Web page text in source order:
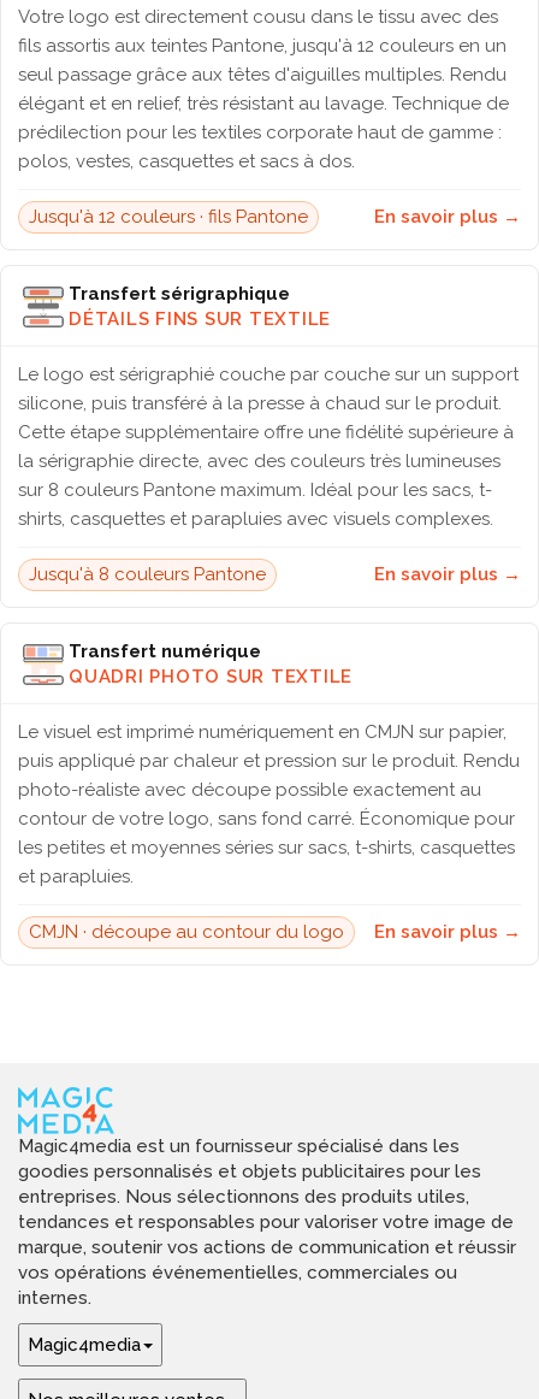
Votre logo est directement cousu dans le tissu avec des
fils assortis aux teintes Pantone, jusqu'à 12 couleurs en un
seul passage grâce aux têtes d'aiguilles multiples. Rendu
élégant et en relief, très résistant au lavage. Technique de
prédilection pour les textiles corporate haut de gamme :
polos, vestes, casquettes et sacs à dos.
Jusqu'à 12 couleurs · fils Pantone En savoir plus →
Transfert sérigraphique
DÉTAILS FINS SUR TEXTILE
Le logo est sérigraphié couche par couche sur un support
silicone, puis transféré à la presse à chaud sur le produit.
Cette étape supplémentaire offre une fidélité supérieure à
la sérigraphie directe, avec des couleurs très lumineuses
sur 8 couleurs Pantone maximum. Idéal pour les sacs, t-
shirts, casquettes et parapluies avec visuels complexes.
Jusqu'à 8 couleurs Pantone En savoir plus →
Transfert numérique
QUADRI PHOTO SUR TEXTILE
Le visuel est imprimé numériquement en CMJN sur papier,
puis appliqué par chaleur et pression sur le produit. Rendu
photo-réaliste avec découpe possible exactement au
contour de votre logo, sans fond carré. Économique pour
les petites et moyennes séries sur sacs, t-shirts, casquettes
et parapluies.
CMJN · découpe au contour du logo En savoir plus →
Magic4media est un fournisseur spécialisé dans les
goodies personnalisés et objets publicitaires pour les
entreprises. Nous sélectionnons des produits utiles,
tendances et responsables pour valoriser votre image de
marque, soutenir vos actions de communication et réussir
vos opérations événementielles, commerciales ou
internes.
Magic4media